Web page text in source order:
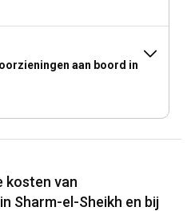
aan boord in
kosten van
Sharm-el-Sheikh en bij